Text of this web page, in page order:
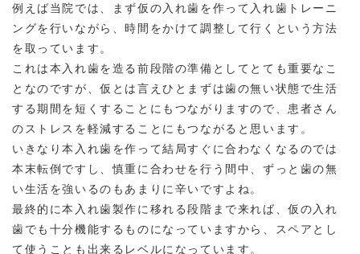
例えば当院では、まず仮の入れ歯を作って入れ歯トレーニ
ングを行いながら、時間をかけて調整して行くという方法
を取っています。
これは本入れ歯を造る前段階の準備としてとても重要なこ
となのですが、仮とは言えひとまずは歯の無い状態で生活
する期間を短くすることにもつながりますので、患者さん
のストレスを軽減することにもつながると思います。
いきなり本入れ歯を作って結局すぐに合わなくなるのでは
本末転倒ですし、慎重に合わせを行う間中、ずっと歯の無
い生活を強いるのもあまりに辛いですよね。
最終的に本入れ歯製作に移れる段階まで来れば、仮の入れ
歯でも十分機能するものになっていますから、スペアとし
て使うことも出来るレベルになっています。